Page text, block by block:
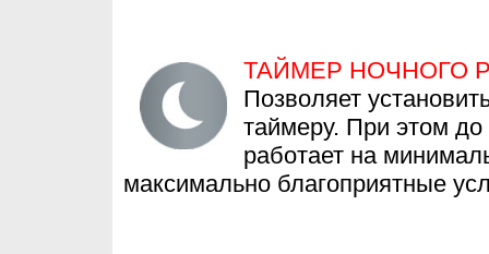
ТАЙМЕР НОЧНОГО
Позволяет
таймеру. При этом
работает на
максимально благоприятные